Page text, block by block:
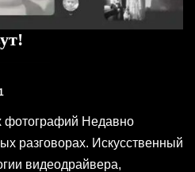
фотографий Недавно
разговорах. Искусственный
видеодрайвера,